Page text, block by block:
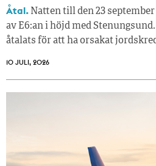
Åtal. Natten till den 23
av E6:an i höjd med
åtalats för att ha orsakat
10 JULI, 2026